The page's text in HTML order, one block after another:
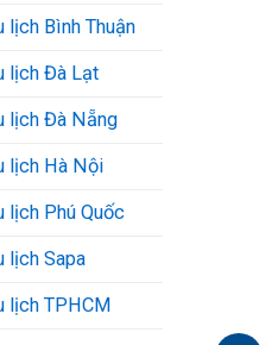
lịch Bình Thuận
lịch Đà Lạt
lịch Đà Nẵng
lịch Hà Nội
lịch Phú Quốc
lịch Sapa
lịch TPHCM